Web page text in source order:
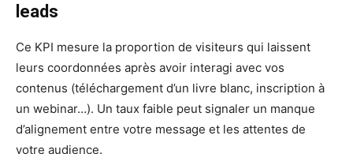
leads
Ce KPI mesure la proportion de visiteurs qui laissent
leurs coordonnées après avoir interagi avec vos
contenus (téléchargement d’un livre blanc, inscription à
un webinar…). Un taux faible peut signaler un manque
d’alignement entre votre message et les attentes de
votre audience.